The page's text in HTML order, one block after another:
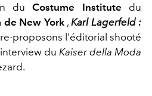
duCostume Institute du
New York,Karl Lagerfeld :
proposons l'éditorial shooté
du Kaiser della Moda